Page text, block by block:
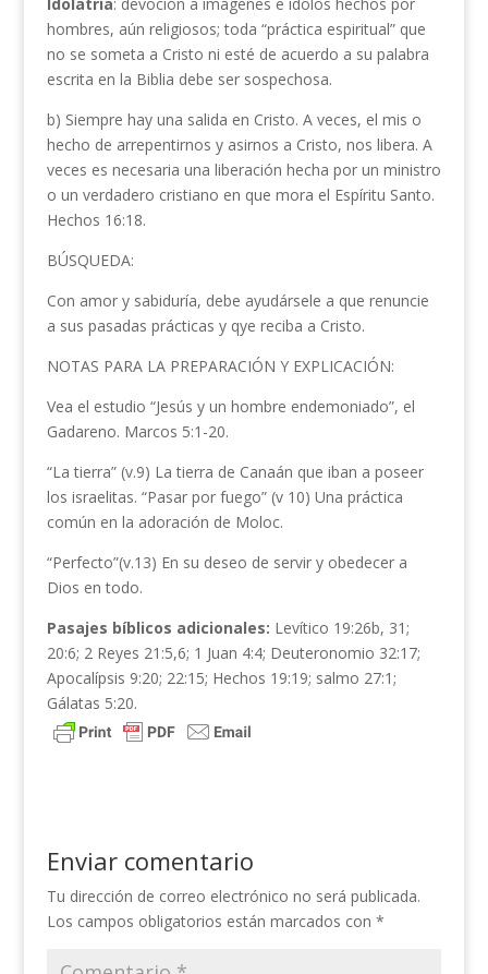
hombres, aún religiosos; toda “práctica espiritual” que
no se someta a Cristo ni esté de acuerdo a su palabra
escrita en la Biblia debe ser sospechosa.
b) Siempre hay una salida en Cristo. A veces, el mis o
hecho de arrepentirnos y asirnos a Cristo, nos libera. A
veces es necesaria una liberación hecha por un ministro
o un verdadero cristiano en que mora el Espíritu Santo.
Hechos 16:18.
BÚSQUEDA:
Con amor y sabiduría, debe ayudársele a que renuncie
a sus pasadas prácticas y qye reciba a Cristo.
NOTAS PARA LA PREPARACIÓN Y EXPLICACIÓN:
Vea el estudio “Jesús y un hombre endemoniado”, el
Gadareno. Marcos 5:1-20.
“La tierra” (v.9) La tierra de Canaán que iban a poseer
los israelitas. “Pasar por fuego” (v 10) Una práctica
común en la adoración de Moloc.
“Perfecto”(v.13) En su deseo de servir y obedecer a
Dios en todo.
Pasajes bíblicos adicionales: Levítico 19:26b, 31;
20:6; 2 Reyes 21:5,6; 1 Juan 4:4; Deuteronomio 32:17;
Apocalípsis 9:20; 22:15; Hechos 19:19; salmo 27:1;
Gálatas 5:20.
Enviar comentario
Tu dirección de correo electrónico no será publicada.
Los campos obligatorios están marcados con *